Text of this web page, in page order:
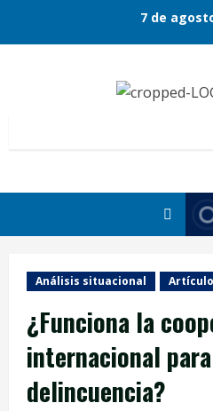
7 de
Análisis situacional
¿Funciona la
internacional
delincuencia?